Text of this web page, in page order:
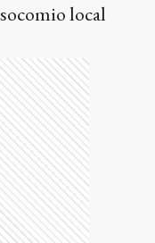
local